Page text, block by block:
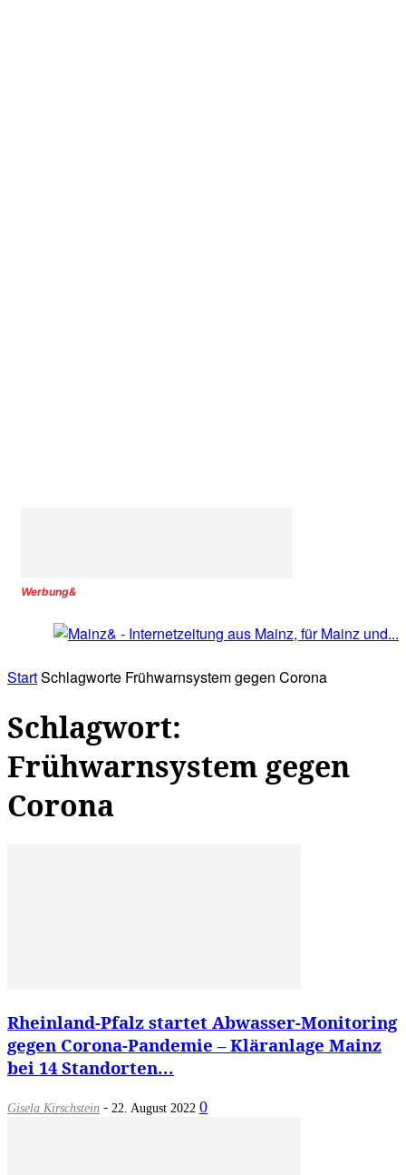
Werbung&
StartSchlagworte Frühwarnsystem gegen Corona
Schlagwort:
Frühwarnsystem gegen
Corona
Rheinland-Pfalz startet Abwasser-Monitoring
gegen Corona-Pandemie – Kläranlage Mainz
bei 14 Standorten...
Gisela Kirschstein - 22. August 2022 0